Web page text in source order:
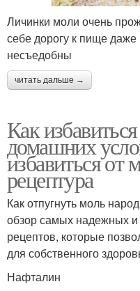
Личинки моли очень
себе дорогу к пище
несъедобны
читать дальше →
Как
домашних
избавиться от
рецептура
Как отпугнуть моль
обзор самых надежных
рецептов, которые
для собственного
Нафталин